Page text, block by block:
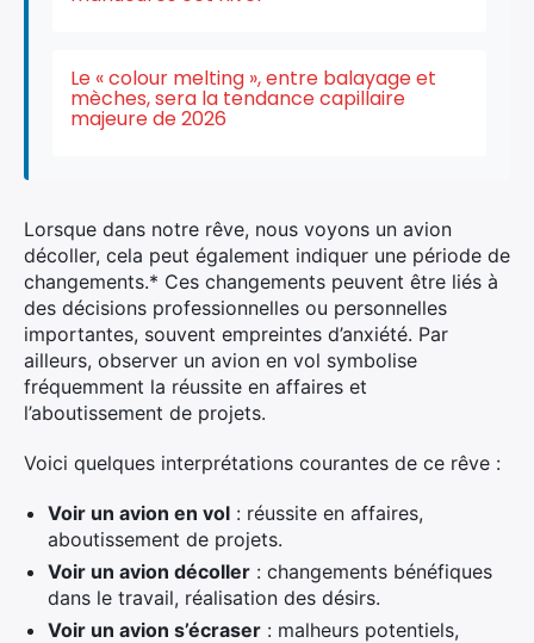
Le « colour melting », entre balayage et
mèches, sera la tendance capillaire
majeure de 2026
Lorsque dans notre rêve, nous voyons un avion
décoller, cela peut également indiquer une période de
changements.* Ces changements peuvent être liés à
des décisions professionnelles ou personnelles
importantes, souvent empreintes d’anxiété. Par
ailleurs, observer un avion en vol symbolise
fréquemment la réussite en affaires et
l’aboutissement de projets.
Voici quelques interprétations courantes de ce rêve :
Voir un avion en vol : réussite en affaires,
aboutissement de projets.
Voir un avion décoller : changements bénéfiques
dans le travail, réalisation des désirs.
Voir un avion s’écraser : malheurs potentiels,
×
Rechercher
: